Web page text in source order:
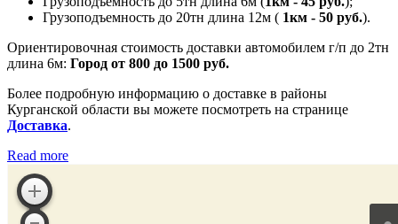
Грузоподъемность до 20тн длина 12м ( 1км - 50 руб.).
Ориентировочная стоимость доставки автомобилем г/п до 2тн
длина 6м: Город от 800 до 1500 руб.
Более подробную информацию о доставке в районы
Курганской области вы можете посмотреть на странице
Доставка.
Read more